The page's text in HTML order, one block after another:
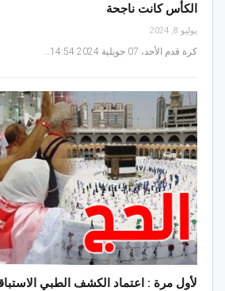
الكأس كانت ناجحة
يوليو 8, 2024
كرة قدم الأحد، 07 جويلية 2024 14:54…
لأول مرة : اعتماد الكشف الطبي